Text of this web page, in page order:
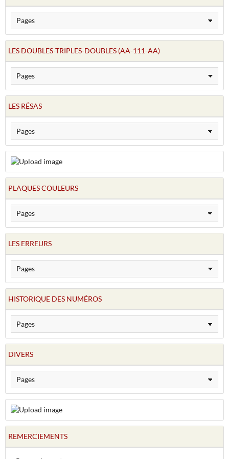
LES DOUBLES-TRIPLES-DOUBLES (AA-111-AA)
LES RÉSAS
PLAQUES COULEURS
LES ERREURS
HISTORIQUE DES NUMÉROS
DIVERS
REMERCIEMENTS